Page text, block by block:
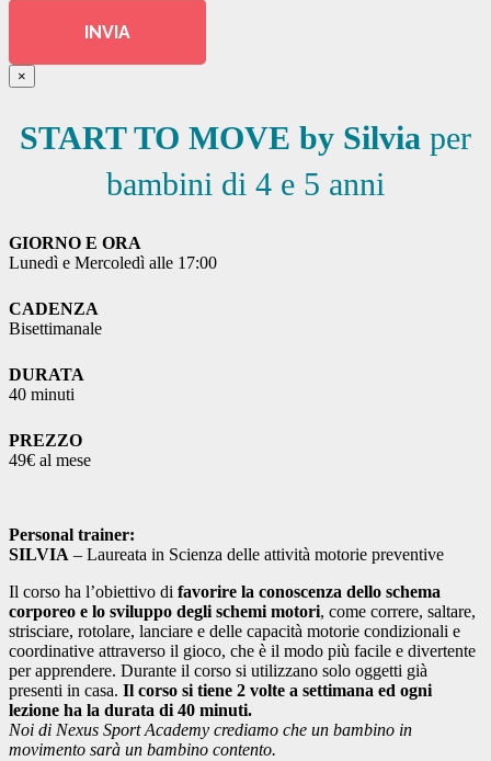
INVIA
×
START TO MOVE by Silvia per
bambini di 4 e 5 anni
GIORNO E ORA
Lunedì e Mercoledì alle 17:00
CADENZA
Bisettimanale
DURATA
40 minuti
PREZZO
49€ al mese
Personal trainer:
SILVIA – Laureata in Scienza delle attività motorie preventive
Il corso ha l’obiettivo di favorire la conoscenza dello schema
corporeo e lo sviluppo degli schemi motori, come correre, saltare,
strisciare, rotolare, lanciare e delle capacità motorie condizionali e
coordinative attraverso il gioco, che è il modo più facile e divertente
per apprendere. Durante il corso si utilizzano solo oggetti già
presenti in casa. Il corso si tiene 2 volte a settimana ed ogni
lezione ha la durata di 40 minuti.
Noi di Nexus Sport Academy crediamo che un bambino in
movimento sarà un bambino contento.